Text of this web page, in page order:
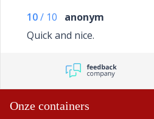
10/ 10
anonym
Quick and nice.
Onze containers